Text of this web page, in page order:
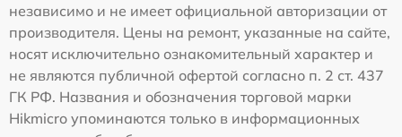
независимо и не имеет официальной авторизации от
производителя. Цены на ремонт, указанные на сайте,
носят исключительно ознакомительный характер и
не являются публичной офертой согласно п. 2 ст. 437
ГК РФ. Названия и обозначения торговой марки
Hikmicro упоминаются только в информационных